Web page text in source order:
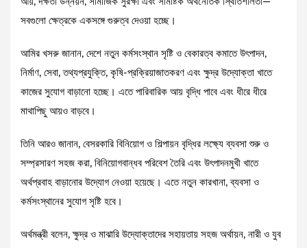
সবগুলো ক্ষেত্রকে একসঙ্গে গুরুত্ব দেওয়া হচ্ছে।
আমির খসরু জানান, দেশে নতুন কর্মসংস্থান সৃষ্টি ও বেকারত্ব কমাতে উৎপাদন,
নির্মাণ, সেবা, তথ্যপ্রযুক্তি, কৃষি-প্রক্রিয়াজাতকরণ এবং ক্ষুদ্র উদ্যোক্তা খাতে
কাজের সুযোগ বাড়ানো হচ্ছে। এতে পারিবারিক আয় বৃদ্ধি পাবে এবং ধীরে ধীরে
মাথাপিছু আয়ও বাড়বে।
তিনি আরও জানান, বেসরকারি বিনিয়োগ ও শিল্পায়ন বৃদ্ধির লক্ষ্যে ব্যবসা শুরু ও
সম্প্রসারণ সহজ করা, বিনিয়োগবান্ধব পরিবেশ তৈরি এবং উৎপাদনমুখী খাতে
অর্থপ্রবাহ বাড়ানোর উদ্যোগ নেওয়া হয়েছে। এতে নতুন কারখানা, ব্যবসা ও
কর্মসংস্থানের সুযোগ সৃষ্টি হবে।
অর্থমন্ত্রী বলেন, ক্ষুদ্র ও মাঝারি উদ্যোক্তাদের সহায়তায় সহজ অর্থায়ন, নারী ও যুব